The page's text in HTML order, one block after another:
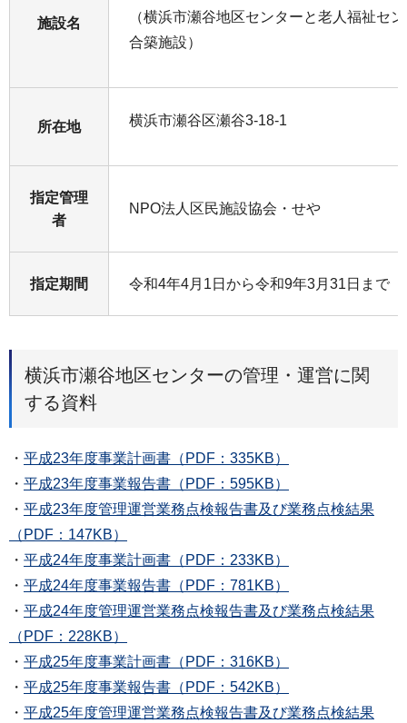
施設名
（横浜市瀬谷地区センターと老人福祉セ
合築施設）
所在地 横浜市瀬谷区瀬谷3-18-1
指定管理
者
NPO法人区民施設協会・せや
指定期間 令和4年4月1日から令和9年3月31日まで
横浜市瀬谷地区センターの管理・運営に関
する資料
・ 平成23年度事業計画書（PDF：335KB）
・ 平成23年度事業報告書（PDF：595KB）
・ 平成23年度管理運営業務点検報告書及び業務点検結果
（PDF：147KB）
・ 平成24年度事業計画書（PDF：233KB）
・ 平成24年度事業報告書（PDF：781KB）
・ 平成24年度管理運営業務点検報告書及び業務点検結果
（PDF：228KB）
・ 平成25年度事業計画書（PDF：316KB）
・ 平成25年度事業報告書（PDF：542KB）
・ 平成25年度管理運営業務点検報告書及び業務点検結果